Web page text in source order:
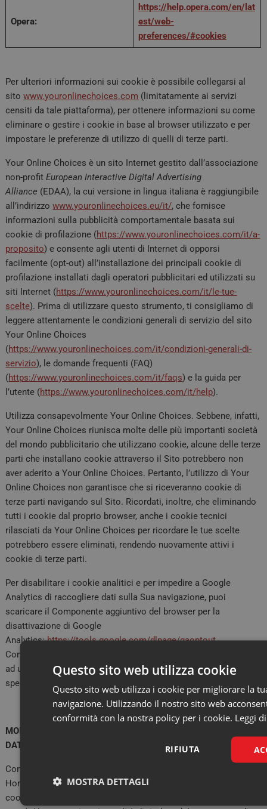
Opera:
https://help.opera.com/en/lat
est/web-
preferences/#cookies
Per ulteriori informazioni sui cookie è possibile collegarsi al
sitowww.youronlinechoices.com (limitatamente ai servizi
censiti da tale piattaforma), per ottenere informazioni su come
eliminare o gestire i cookie in base al browser utilizzato e per
impostare le preferenze di utilizzo di quelli di terze parti.
Your Online Choices è un sito Internet gestito dall’associazione
non-profitEuropean Interactive Digital Advertising
Alliance (EDAA), la cui versione in lingua italiana è raggiungibile
all’indirizzowww.youronlinechoices.eu/it/, che fornisce
informazioni sulla pubblicità comportamentale basata sui
cookie di profilazione (https://www.youronlinechoices.com/it/a-
proposito) e consente agli utenti di Internet di opporsi
facilmente (opt-out) all’installazione dei principali cookie di
profilazione installati dagli operatori pubblicitari ed utilizzati su
siti Internet (https://www.youronlinechoices.com/it/le-tue-
scelte). Prima di utilizzare questo strumento, ti consigliamo di
leggere attentamente le condizioni generali di servizio del sito
Your Online Choices
(https://www.youronlinechoices.com/it/condizioni-generali-di-
servizio), le domande frequenti (FAQ)
(https://www.youronlinechoices.com/it/faqs) e la guida per
l’utente (https://www.youronlinechoices.com/it/help).
Utilizza consapevolmente Your Online Choices. Sebbene, infatti,
Your Online Choices riunisca molte delle più importanti società
del mondo pubblicitario che utilizzano cookie, alcune delle terze
parti che installano cookie attraverso il Sito potrebbero non
aver aderito a Your Online Choices. Pertanto, l’utilizzo di Your
Online Choices non garantisce che si riceveranno cookie di
terze parti navigando sul Sito. Ricordati, inoltre, che eliminando
tutti i cookie dal proprio browser, anche i cookie tecnici
rilasciati da Your Online Choices per ricordare le tue scelte
potrebbero essere eliminati, rendendo nuovamente attivi i
cookie di terze parti.
Per disabilitare i cookie analitici e per impedire a Google
Analytics di raccogliere dati sulla Sua navigazione, puoi
scaricare il Componente aggiuntivo del browser per la
disattivazione di Google
Analytics:https://tools.google.com/dlpage/gaoptout.
Conserveremo le preferenze dell’utente in tema di cookie grazie
ad un apposito cookie tecnico avente le caratteristiche
specificate nella tabella precedente.
MODALITÀ DI TRATTAMENTO E TEMPI DI CONSERVAZIONE DEI
DATI
Come evidenziato nella premessa di questa informativa,
Homnya raccoglie e tratta alcuni Suoi dati personali attraverso i
cookie che essa veicola direttamente sul Sito (cookie di prima
Questo sito web utilizza cookie
Questo sito web utilizza i cookie per migliorare la
navigazione. Utilizzando il nostro sito web
conformità con la nostra policy per i cookie. Leggi
RIFIUTA
MOSTRA DETTAGLI